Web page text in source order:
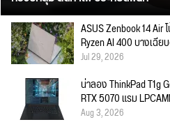
ASUS Zenbook 14
Ryzen AI 400 บางเฉีย
Jul 29, 2026
น่าลอง ThinkPad T1g
RTX 5070 แรม
Aug 3, 2026